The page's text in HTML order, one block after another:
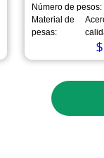
Número de pesos:
Material de
pesas:
$